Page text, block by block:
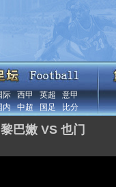
际 西甲 英超
意甲
内
中超 国足 比分
黎巴嫩 VS 也门